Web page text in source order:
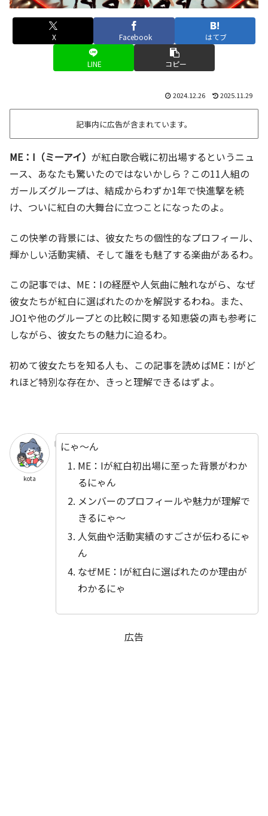
X Facebook はてブ
LINE コピー
2024.12.26 2025.11.29
記事内に広告が含まれています。
ME：I （ミーアイ） が紅白歌合戦に初出場するというニュ
ース、あなたも驚いたのではないかしら？この11人組の
ガールズグループは、結成からわずか1年で快進撃を続
け、ついに紅白の大舞台に立つことになったのよ。
この快挙の背景には、彼女たちの個性的なプロフィール、
輝かしい活動実績、そして誰をも魅了する楽曲があるわ。
この記事では、ME：Iの経歴や人気曲に触れながら、なぜ
彼女たちが紅白に選ばれたのかを解説するわね。また、
JO1や他のグループとの比較に関する知恵袋の声も参考に
しながら、彼女たちの魅力に迫るわ。
初めて彼女たちを知る人も、この記事を読めばME：Iがど
れほど特別な存在か、きっと理解できるはずよ。
kota
にゃ～ん
ME：Iが紅白初出場に至った背景がわか
るにゃん
メンバーのプロフィールや魅力が理解で
きるにゃ～
人気曲や活動実績のすごさが伝わるにゃ
ん
なぜME：Iが紅白に選ばれたのか理由が
わかるにゃ
広告